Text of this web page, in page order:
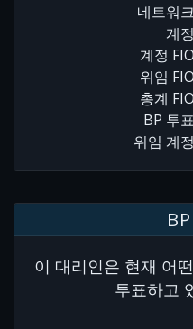
네트워
계
계정
위임
총계
BP 투
위임 계
이 대리인은 현재 어
투표하고